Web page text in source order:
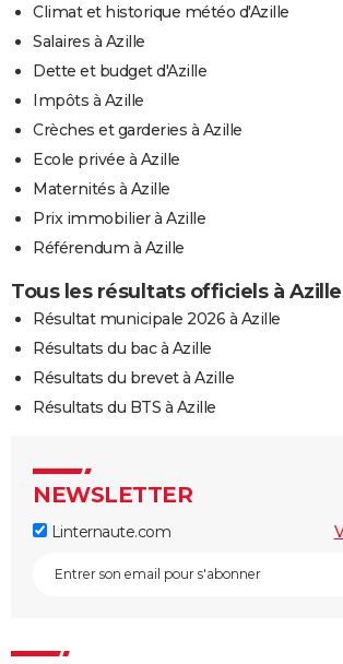
Climat et historique météo d'Azille
Salaires à Azille
Dette et budget d'Azille
Impôts à Azille
Crèches et garderies à Azille
Ecole privée à Azille
Maternités à Azille
Prix immobilier à Azille
Référendum à Azille
Tous les résultats officiels à Azille
Résultat municipale 2026 à Azille
Résultats du bac à Azille
Résultats du brevet à Azille
Résultats du BTS à Azille
NEWSLETTER
Linternaute.com